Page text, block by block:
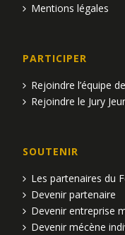
Mentions légales
PARTICIPER
Rejoindre l’équipe
Rejoindre le Jury
SOUTENIR
Les partenaires du
Devenir partenaire
Devenir entreprise
Devenir mécène